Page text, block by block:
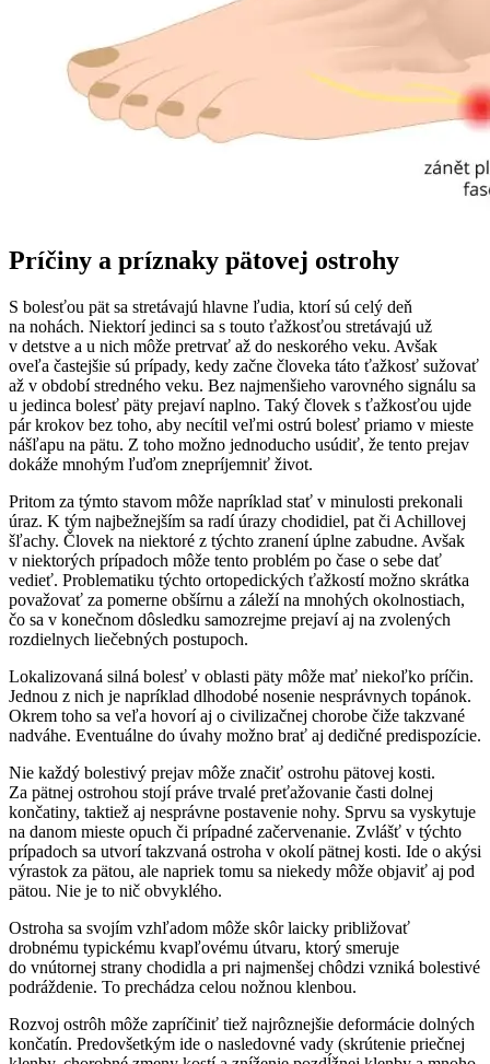
Príčiny a príznaky pätovej ostrohy
S bolesťou pät sa stretávajú hlavne ľudia, ktorí sú celý deň
na nohách. Niektorí jedinci sa s touto ťažkosťou stretávajú už
v detstve a u nich môže pretrvať až do neskorého veku. Avšak
oveľa častejšie sú prípady, kedy začne človeka táto ťažkosť sužovať
až v období stredného veku. Bez najmenšieho varovného signálu sa
u jedinca bolesť päty prejaví naplno. Taký človek s ťažkosťou ujde
pár krokov bez toho, aby necítil veľmi ostrú bolesť priamo v mieste
nášľapu na pätu. Z toho možno jednoducho usúdiť, že tento prejav
dokáže mnohým ľuďom znepríjemniť život.
Pritom za týmto stavom môže napríklad stať v minulosti prekonali
úraz. K tým najbežnejším sa radí úrazy chodidiel, pat či Achillovej
šľachy. Človek na niektoré z týchto zranení úplne zabudne. Avšak
v niektorých prípadoch môže tento problém po čase o sebe dať
vedieť. Problematiku týchto ortopedických ťažkostí možno skrátka
považovať za pomerne obšírnu a záleží na mnohých okolnostiach,
čo sa v konečnom dôsledku samozrejme prejaví aj na zvolených
rozdielnych liečebných postupoch.
Lokalizovaná silná bolesť v oblasti päty môže mať niekoľko príčin.
Jednou z nich je napríklad dlhodobé nosenie nesprávnych topánok.
Okrem toho sa veľa hovorí aj o civilizačnej chorobe čiže takzvané
nadváhe. Eventuálne do úvahy možno brať aj dedičné predispozície.
Nie každý bolestivý prejav môže značiť ostrohu pätovej kosti.
Za pätnej ostrohou stojí práve trvalé preťažovanie časti dolnej
končatiny, taktiež aj nesprávne postavenie nohy. Sprvu sa vyskytuje
na danom mieste opuch či prípadné začervenanie. Zvlášť v týchto
prípadoch sa utvorí takzvaná ostroha v okolí pätnej kosti. Ide o akýsi
výrastok za pätou, ale napriek tomu sa niekedy môže objaviť aj pod
pätou. Nie je to nič obvyklého.
Ostroha sa svojím vzhľadom môže skôr laicky približovať
drobnému typickému kvapľovému útvaru, ktorý smeruje
do vnútornej strany chodidla a pri najmenšej chôdzi vzniká bolestivé
podráždenie. To prechádza celou nožnou klenbou.
Rozvoj ostrôh môže zapríčiniť tiež najrôznejšie deformácie dolných
končatín. Predovšetkým ide o nasledovné vady (skrútenie priečnej